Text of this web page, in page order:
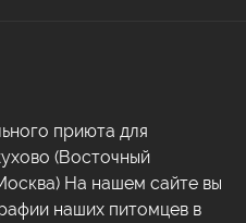
приюта для
(Восточный
На нашем сайте вы
наших питомцев в